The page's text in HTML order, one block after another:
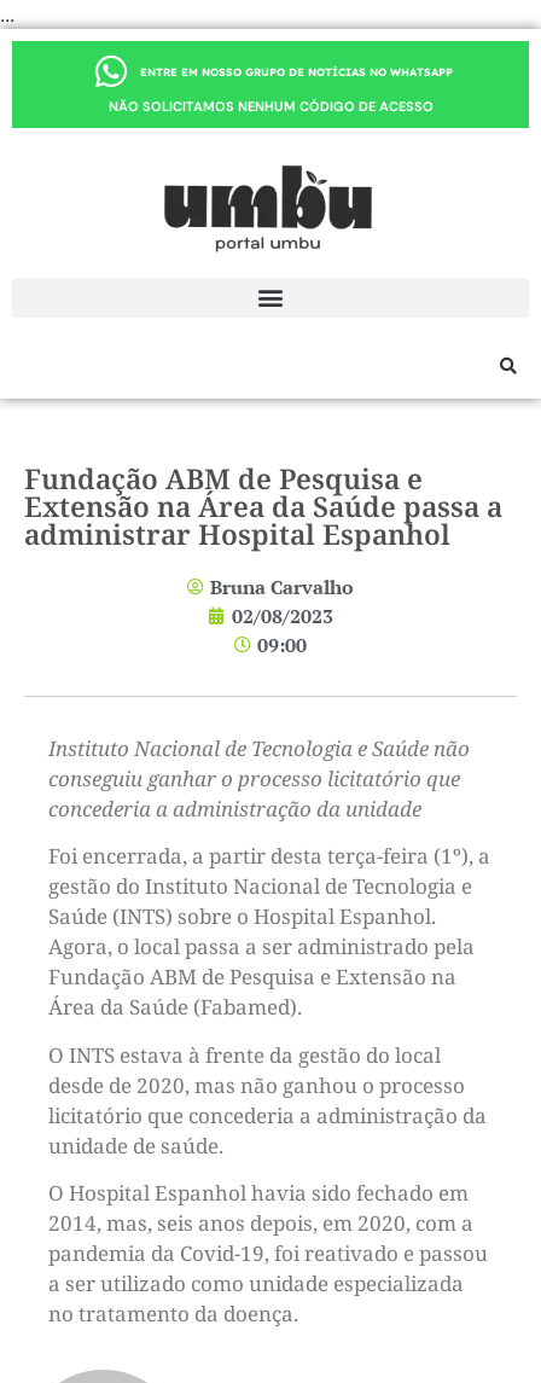
...
ENTRE EM NOSSO GRUPO DE NOTÍCIAS NO WHATSAPP
NÃO SOLICITAMOS NENHUM CÓDIGO DE ACESSO
Fundação ABM de Pesquisa e
Extensão na Área da Saúde passa a
administrar Hospital Espanhol
Bruna Carvalho
02/08/2023
09:00
Instituto Nacional de Tecnologia e Saúde não
conseguiu ganhar o processo licitatório que
concederia a administração da unidade
Foi encerrada, a partir desta terça-feira (1º), a
gestão do Instituto Nacional de Tecnologia e
Saúde (INTS) sobre o Hospital Espanhol.
Agora, o local passa a ser administrado pela
Fundação ABM de Pesquisa e Extensão na
Área da Saúde (Fabamed).
O INTS estava à frente da gestão do local
desde de 2020, mas não ganhou o processo
licitatório que concederia a administração da
unidade de saúde.
O Hospital Espanhol havia sido fechado em
2014, mas, seis anos depois, em 2020, com a
pandemia da Covid-19, foi reativado e passou
a ser utilizado como unidade especializada
no tratamento da doença.